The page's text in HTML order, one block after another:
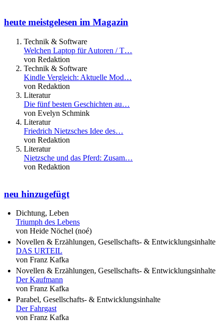
heute meistgelesen im Magazin
Technik & Software
Welchen Laptop für Autoren / T…
von Redaktion
Technik & Software
Kindle Vergleich: Aktuelle Mod…
von Redaktion
Literatur
Die fünf besten Geschichten au…
von Evelyn Schmink
Literatur
Friedrich Nietzsches Idee des…
von Redaktion
Literatur
Nietzsche und das Pferd: Zusam…
von Redaktion
neu hinzugefügt
Dichtung, Leben
Triumph des Lebens
von Heide Nöchel (noé)
Novellen & Erzählungen, Gesellschafts- & Entwicklungsinhalte
DAS URTEIL
von Franz Kafka
Novellen & Erzählungen, Gesellschafts- & Entwicklungsinhalte
Der Kaufmann
von Franz Kafka
Parabel, Gesellschafts- & Entwicklungsinhalte
Der Fahrgast
von Franz Kafka